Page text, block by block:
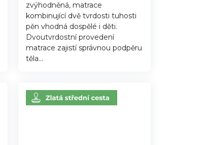
zvýhodněná, matrace
kombinující dvě tvrdosti tuhosti
pěn vhodná dospělé i děti.
Dvoutvrdostní provedení
matrace zajistí správnou podpěru
těla...